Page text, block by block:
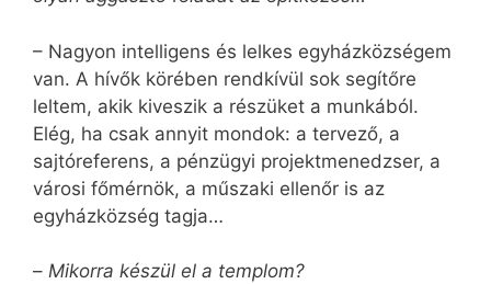
– Nagyon intelligens és lelkes egyházközségem
van. A hívők körében rendkívül sok segítőre
leltem, akik kiveszik a részüket a munkából.
Elég, ha csak annyit mondok: a tervező, a
sajtóreferens, a pénzügyi projektmenedzser, a
városi főmérnök, a műszaki ellenőr is az
egyházközség tagja…
– Mikorra készül el a templom?